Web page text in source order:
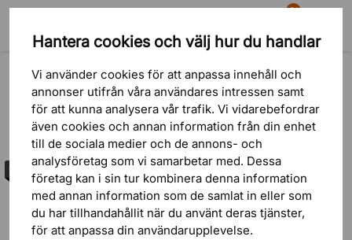
Hantera cookies och välj hur du handlar
Vi använder cookies för att anpassa innehåll och
annonser utifrån våra användares intressen samt
för att kunna analysera vår trafik. Vi vidarebefordrar
även cookies och annan information från din enhet
till de sociala medier och de annons- och
analysföretag som vi samarbetar med. Dessa
företag kan i sin tur kombinera denna information
med annan information som de samlat in eller som
du har tillhandahållit när du använt deras tjänster,
för att anpassa din användarupplevelse.
Sök
81
Varukorg Meny
Woud
FILTRERA
Lägsta pris
Högsta pris
Outlet